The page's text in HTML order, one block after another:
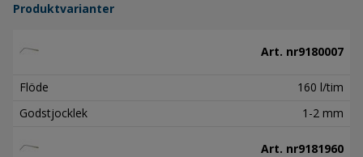
Produktvarianter
Art. nr9180007
Flöde
160 l/tim
Godstjocklek
1-2 mm
Art. nr9181960